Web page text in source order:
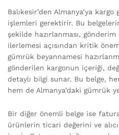
Balıkesir’den Almanya’ya
işlemleri gerektirir. Bu
şekilde hazırlanması,
ilerlemesi açısından kritik
gümrük beyannamesi
gönderilen kargonun içeriği,
detaylı bilgi sunar. Bu belge,
hem de Almanya’daki gümrük
Bir diğer önemli belge ise
ürünlerin ticari değerini ve